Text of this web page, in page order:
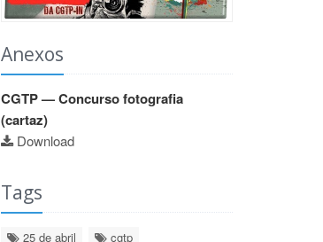
Anexos
CGTP — Concurso fotografia
(cartaz)
Download
Tags
25 de abril cgtp